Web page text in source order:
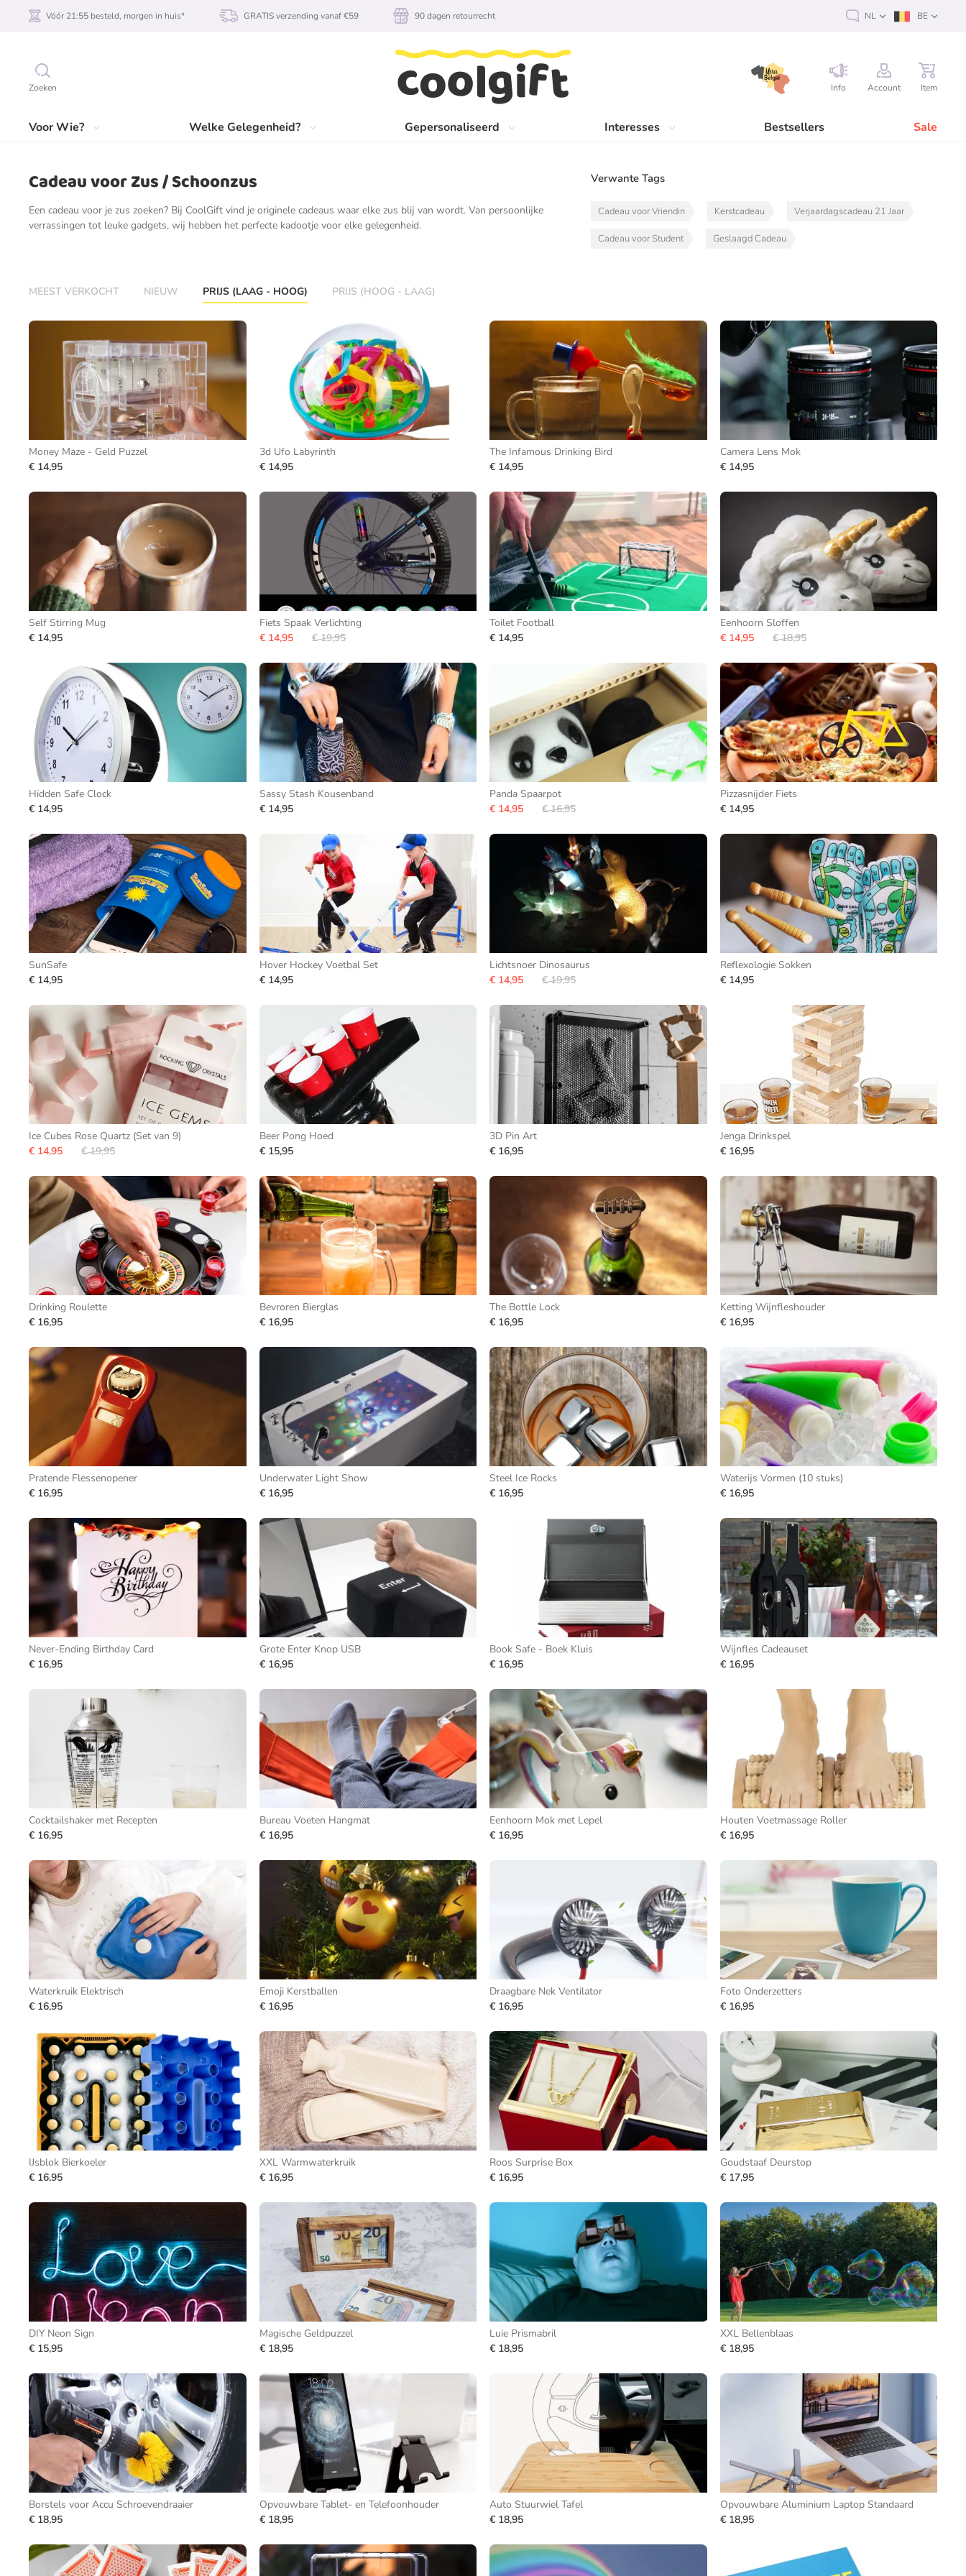
Zoeken Info Account Item
Voor Wie? Welke Gelegenheid? Gepersonaliseerd Interesses Bestsellers Sale
Vóór 21:55 besteld, morgen in huis* GRATIS verzending vanaf €59 90 dagen retourrecht NL BE
Cadeau voor Zus / Schoonzus
Een cadeau voor je zus zoeken? Bij CoolGift vind je originele cadeaus waar elke zus blij van wordt. Van persoonlijke
verrassingen tot leuke gadgets, wij hebben het perfecte kadootje voor elke gelegenheid.
Verwante Tags
Cadeau voor Vriendin Kerstcadeau Verjaardagscadeau 21 Jaar
Cadeau voor Student Geslaagd Cadeau
MEEST VERKOCHT NIEUW PRIJS (LAAG - HOOG) PRIJS (HOOG - LAAG)
Money Maze - Geld Puzzel
€ 14,95
3d Ufo Labyrinth
€ 14,95
The Infamous Drinking Bird
€ 14,95
Camera Lens Mok
€ 14,95
Self Stirring Mug
€ 14,95
Fiets Spaak Verlichting
€ 14,95
€ 19,95
Toilet Football
€ 14,95
Eenhoorn Sloffen
€ 14,95
€ 18,95
Hidden Safe Clock
€ 14,95
Sassy Stash Kousenband
€ 14,95
Panda Spaarpot
€ 14,95
€ 16,95
Pizzasnijder Fiets
€ 14,95
SunSafe
€ 14,95
Hover Hockey Voetbal Set
€ 14,95
Lichtsnoer Dinosaurus
€ 14,95
€ 19,95
Reflexologie Sokken
€ 14,95
Ice Cubes Rose Quartz (Set van 9)
€ 14,95
€ 19,95
Beer Pong Hoed
€ 15,95
3D Pin Art
€ 16,95
Jenga Drinkspel
€ 16,95
Drinking Roulette
€ 16,95
Bevroren Bierglas
€ 16,95
The Bottle Lock
€ 16,95
Ketting Wijnfleshouder
€ 16,95
Pratende Flessenopener
€ 16,95
Underwater Light Show
€ 16,95
Steel Ice Rocks
€ 16,95
Waterijs Vormen (10 stuks)
€ 16,95
Never-Ending Birthday Card
€ 16,95
Grote Enter Knop USB
€ 16,95
Book Safe - Boek Kluis
€ 16,95
Wijnfles Cadeauset
€ 16,95
Cocktailshaker met Recepten
€ 16,95
Bureau Voeten Hangmat
€ 16,95
Eenhoorn Mok met Lepel
€ 16,95
Houten Voetmassage Roller
€ 16,95
Waterkruik Elektrisch
€ 16,95
Emoji Kerstballen
€ 16,95
Draagbare Nek Ventilator
€ 16,95
Foto Onderzetters
€ 16,95
IJsblok Bierkoeler
€ 16,95
XXL Warmwaterkruik
€ 16,95
Roos Surprise Box
€ 16,95
Goudstaaf Deurstop
€ 17,95
DIY Neon Sign
€ 15,95
Magische Geldpuzzel
€ 18,95
Luie Prismabril
€ 18,95
XXL Bellenblaas
€ 18,95
Borstels voor Accu Schroevendraaier
€ 18,95
Opvouwbare Tablet- en Telefoonhouder
€ 18,95
Auto Stuurwiel Tafel
€ 18,95
Opvouwbare Aluminium Laptop Standaard
€ 18,95